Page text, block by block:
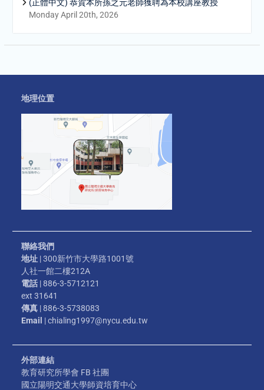
(正體中文) 恭賀本所孫之元老師獲聘為本校講座教授
Monday April 20th, 2026
地理位置
聯絡我們
地址 | 300新竹市大學路1001號
人社一館二樓212A
電話 | 886-3-5712121
ext 31641
傳真 | 886-3-5738083
Email | chialing1997@nycu.edu.tw
外部連結
教育研究所學會 FB 社團
國立陽明交通大學師資培育中心